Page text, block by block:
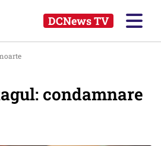
DCNews TV
condamnare